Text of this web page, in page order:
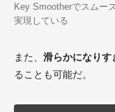
Key Smootherでスムー
実現している
また、 滑らかになりす
ることも可能だ。